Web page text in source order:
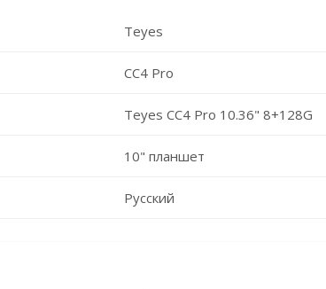
Teyes
CC4 Pro
Teyes CC4 Pro 10.36" 8+128G
10" планшет
Русский